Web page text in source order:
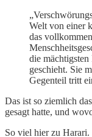
Welt von einer
das
die
geschieht. Sie
Gegenteil tritt
Das ist so ziemlich
gesagt hatte, und
So viel hier zu Harari.